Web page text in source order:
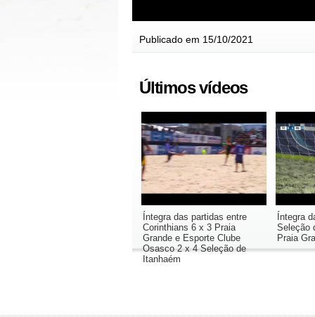
Publicado em 15/10/2021
Últimos vídeos
Íntegra das partidas entre
Corinthians 6 x 3 Praia
Grande e Esporte Clube
Osasco 2 x 4 Seleção de
Itanhaém
Íntegra
Seleção
Praia